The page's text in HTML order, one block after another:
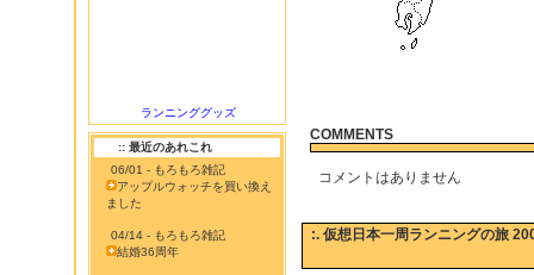
ランニンググッズ
:: 最近のあれこれ
06/01 - もろもろ雑記
アップルウォッチを買い換え
ました
04/14 - もろもろ雑記
結婚36周年
COMMENTS
コメントはありません
:. 仮想日本一周ランニングの旅